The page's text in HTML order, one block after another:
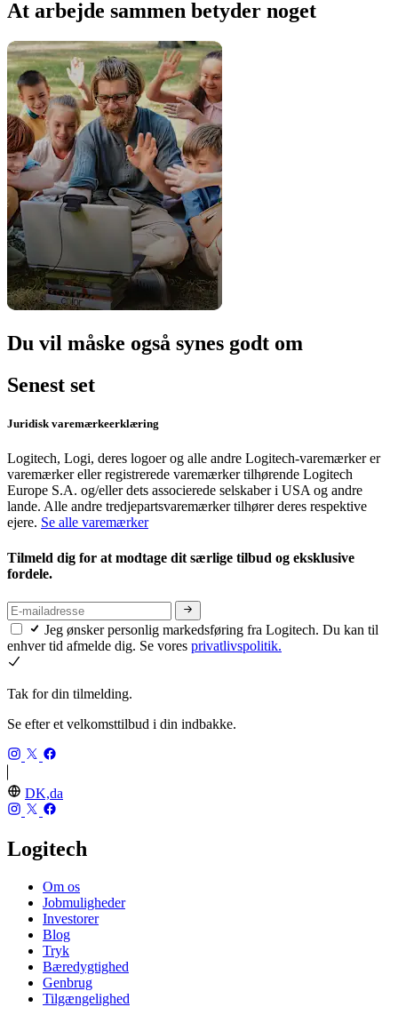
At arbejde sammen betyder noget
Du vil måske også synes godt om
Senest set
Juridisk varemærkeerklæring
Logitech, Logi, deres logoer og alle andre Logitech-varemærker er
varemærker eller registrerede varemærker tilhørende Logitech
Europe S.A. og/eller dets associerede selskaber i USA og andre
lande. Alle andre tredjepartsvaremærker tilhører deres respektive
ejere. Se alle varemærker
Tilmeld dig for at modtage dit særlige tilbud og eksklusive
fordele.
Jeg ønsker personlig markedsføring fra Logitech. Du kan til
enhver tid afmelde dig. Se vores privatlivspolitik.
Tak for din tilmelding.
Se efter et velkomsttilbud i din indbakke.
DK,da
Logitech
Om os
Jobmuligheder
Investorer
Blog
Tryk
Bæredygtighed
Genbrug
Tilgængelighed